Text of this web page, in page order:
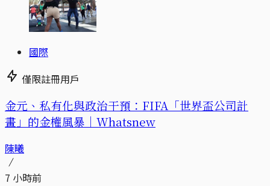
國際
僅限註冊用戶
金元、私有化與政治干預：FIFA「世界盃公司計
畫」的金權風暴｜Whatsnew
陳曦
7 小時前